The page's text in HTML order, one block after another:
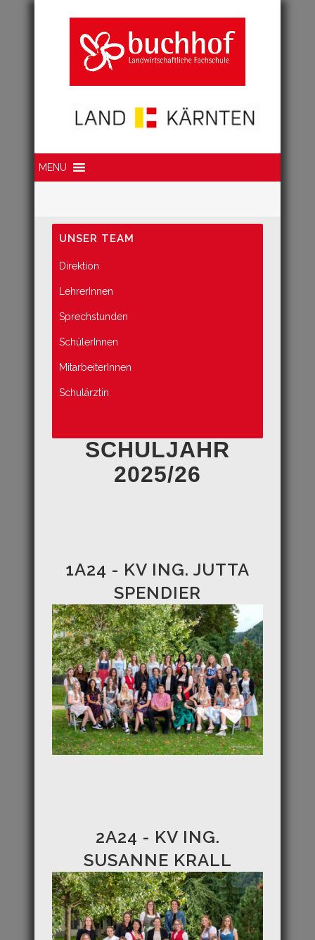
MENU
UNSER TEAM
Direktion
LehrerInnen
Sprechstunden
SchülerInnen
MitarbeiterInnen
Schulärztin
SCHULJAHR
2025/26
1A24 - KV ING. JUTTA
SPENDIER
2A24 - KV ING.
SUSANNE KRALL